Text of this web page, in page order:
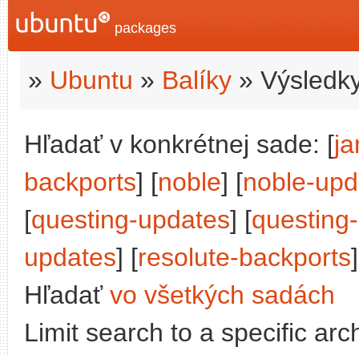
packages
» Ubuntu » Balíky »
Hľadať v konkrétnej sade: [
backports] [noble] [noble-
[questing-updates] [
updates] [resolute-backports
Hľadať vo všetkých sadách
Limit search to a specific